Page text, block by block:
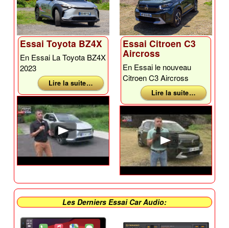
Essai Toyota BZ4X
En Essai La Toyota BZ4X
2023
Lire la suite …
Essai Citroen C3
Aircross
En Essai le nouveau
Citroen C3 Aircross
Lire la suite …
Les Derniers Essai Car Audio: